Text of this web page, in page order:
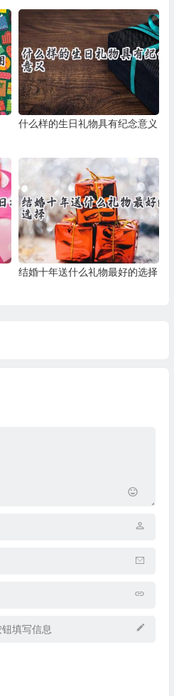
什么样的生日礼物具有纪念意义
结婚十年送什么礼物最好的选择